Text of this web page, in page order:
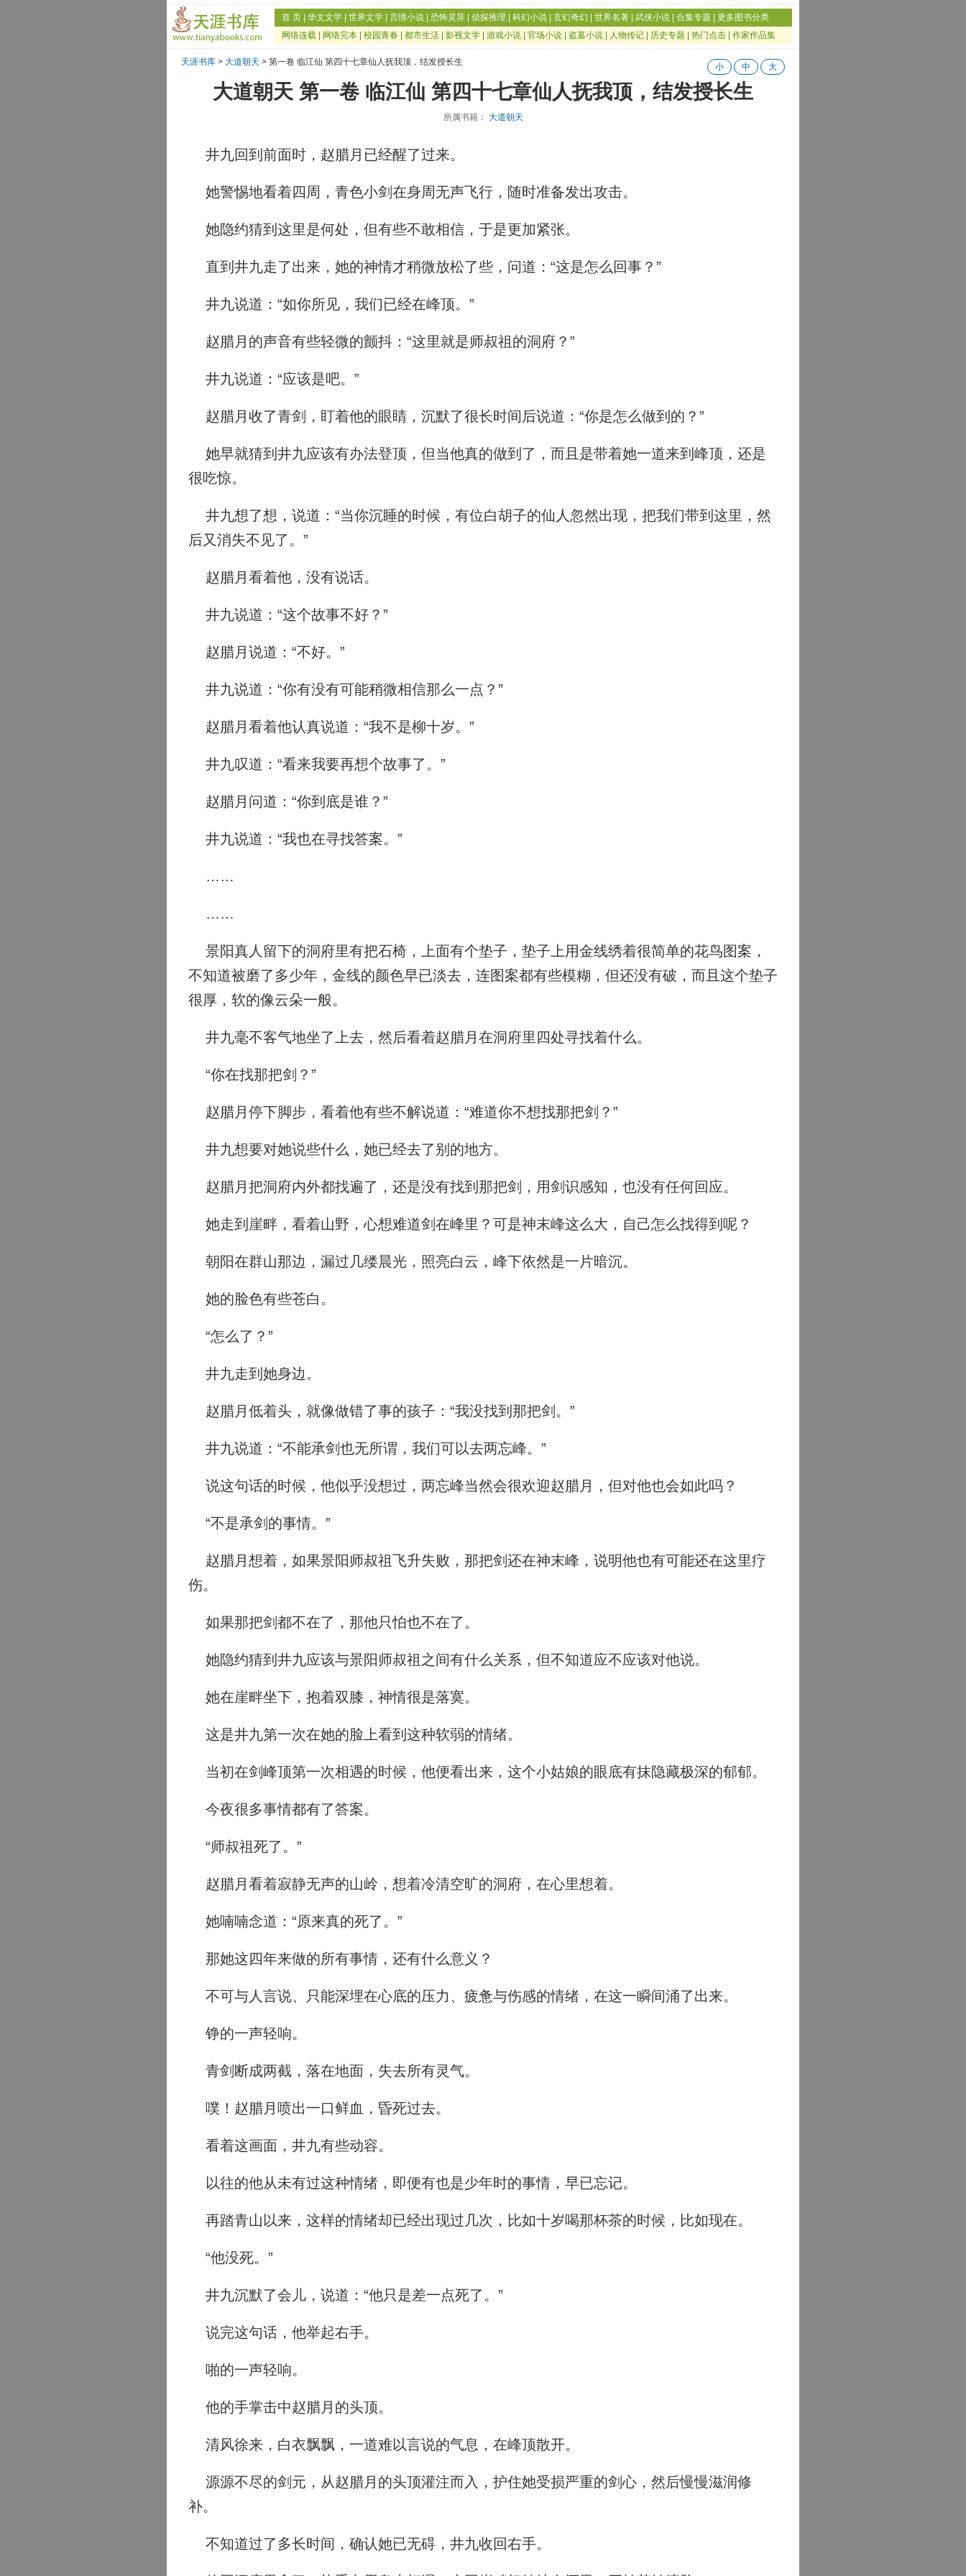
首 页 华文文学 世界文学 言情小说 恐怖灵异 侦探推理 科幻小说 玄幻奇幻 世界名著 武侠小说 合集专题
更多图书分类
网络连载
网络完本 校园青春 都市生活 影视文学 游戏小说 官场小说 盗墓小说 人物传记 历史专题 热门点击 作家作品集
天涯书库 > 大道朝天 > 第一卷 临江仙 第四十七章仙人抚我顶，结发授长生 小 中 大
大道朝天 第一卷 临江仙 第四十七章仙人抚我顶，结发授长生
所属书籍： 大道朝天
井九回到前面时，赵腊月已经醒了过来。
她警惕地看着四周，青色小剑在身周无声飞行，随时准备发出攻击。
她隐约猜到这里是何处，但有些不敢相信，于是更加紧张。
直到井九走了出来，她的神情才稍微放松了些，问道：“这是怎么回事？”
井九说道：“如你所见，我们已经在峰顶。”
赵腊月的声音有些轻微的颤抖：“这里就是师叔祖的洞府？”
井九说道：“应该是吧。”
赵腊月收了青剑，盯着他的眼睛，沉默了很长时间后说道：“你是怎么做到的？”
她早就猜到井九应该有办法登顶，但当他真的做到了，而且是带着她一道来到峰顶，还是
很吃惊。
井九想了想，说道：“当你沉睡的时候，有位白胡子的仙人忽然出现，把我们带到这里，然
后又消失不见了。”
赵腊月看着他，没有说话。
井九说道：“这个故事不好？”
赵腊月说道：“不好。”
井九说道：“你有没有可能稍微相信那么一点？”
赵腊月看着他认真说道：“我不是柳十岁。”
井九叹道：“看来我要再想个故事了。”
赵腊月问道：“你到底是谁？”
井九说道：“我也在寻找答案。”
……
……
景阳真人留下的洞府里有把石椅，上面有个垫子，垫子上用金线绣着很简单的花鸟图案，
不知道被磨了多少年，金线的颜色早已淡去，连图案都有些模糊，但还没有破，而且这个垫子
很厚，软的像云朵一般。
井九毫不客气地坐了上去，然后看着赵腊月在洞府里四处寻找着什么。
“你在找那把剑？”
赵腊月停下脚步，看着他有些不解说道：“难道你不想找那把剑？”
井九想要对她说些什么，她已经去了别的地方。
赵腊月把洞府内外都找遍了，还是没有找到那把剑，用剑识感知，也没有任何回应。
她走到崖畔，看着山野，心想难道剑在峰里？可是神末峰这么大，自己怎么找得到呢？
朝阳在群山那边，漏过几缕晨光，照亮白云，峰下依然是一片暗沉。
她的脸色有些苍白。
“怎么了？”
井九走到她身边。
赵腊月低着头，就像做错了事的孩子：“我没找到那把剑。”
井九说道：“不能承剑也无所谓，我们可以去两忘峰。”
说这句话的时候，他似乎没想过，两忘峰当然会很欢迎赵腊月，但对他也会如此吗？
“不是承剑的事情。”
赵腊月想着，如果景阳师叔祖飞升失败，那把剑还在神末峰，说明他也有可能还在这里疗
伤。
如果那把剑都不在了，那他只怕也不在了。
她隐约猜到井九应该与景阳师叔祖之间有什么关系，但不知道应不应该对他说。
她在崖畔坐下，抱着双膝，神情很是落寞。
这是井九第一次在她的脸上看到这种软弱的情绪。
当初在剑峰顶第一次相遇的时候，他便看出来，这个小姑娘的眼底有抹隐藏极深的郁郁。
今夜很多事情都有了答案。
“师叔祖死了。”
赵腊月看着寂静无声的山岭，想着冷清空旷的洞府，在心里想着。
她喃喃念道：“原来真的死了。”
那她这四年来做的所有事情，还有什么意义？
不可与人言说、只能深埋在心底的压力、疲惫与伤感的情绪，在这一瞬间涌了出来。
铮的一声轻响。
青剑断成两截，落在地面，失去所有灵气。
噗！赵腊月喷出一口鲜血，昏死过去。
看着这画面，井九有些动容。
以往的他从未有过这种情绪，即便有也是少年时的事情，早已忘记。
再踏青山以来，这样的情绪却已经出现过几次，比如十岁喝那杯茶的时候，比如现在。
“他没死。”
井九沉默了会儿，说道：“他只是差一点死了。”
说完这句话，他举起右手。
啪的一声轻响。
他的手掌击中赵腊月的头顶。
清风徐来，白衣飘飘，一道难以言说的气息，在峰顶散开。
源源不尽的剑元，从赵腊月的头顶灌注而入，护住她受损严重的剑心，然后慢慢滋润修
补。
不知道过了多长时间，确认她已无碍，井九收回右手。